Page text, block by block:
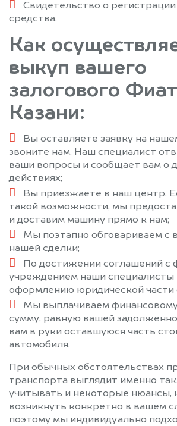
Свидетельство о
средства.
Как
выкуп вашего
залогового
Казани:
Вы оставляете заявку на
звоните нам. Наш специалист
ваши вопросы и сообщает вам о
действиях;
Вы приезжаете в наш центр.
такой возможности, мы
и доставим машину прямо к нам;
Мы поэтапно обговариваем с
нашей сделки;
По достижении соглашений с
учреждением наши специалисты
оформлению юридической части
Мы выплачиваем
сумму, равную вашей
вам в руки оставшуюся часть
автомобиля.
При обычных обстоятельствах
транспорта выглядит именно
учитывать и некоторые нюансы,
возникнуть конкретно в вашем
поэтому мы индивидуально